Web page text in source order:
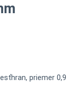
priemer 0,9